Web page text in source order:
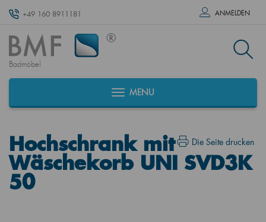
+49 160 8911181 ANMELDEN
Badmöbel
MENU
Die Seite drucken
Hochschrank mit
Wäschekorb UNI SVD3K
50